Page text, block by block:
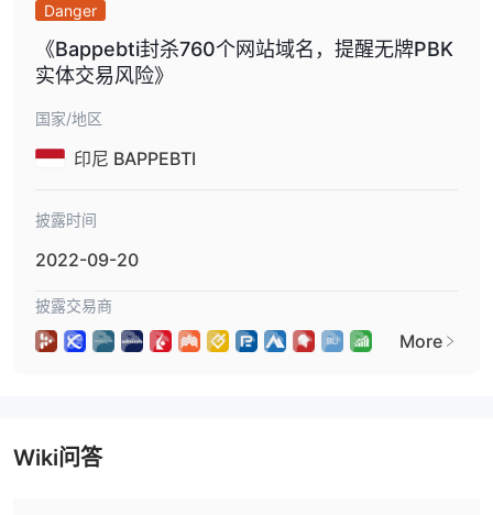
ORBI TRADE虽然提供多种投资产品和利用杠杆选项进行差价合约交
易，但交易者也应考虑其优点和缺点。从积极的一面来看， ORBI
TRADE提供多种投资选择，包括热门美国股票，并提供用于练习和
好的界面和先进的图表工具增强了用户体验。此外， ORBI TRADE
提供多种账户类型以满足不同的交易需求。
靠性和安全性的担忧，而差价合约交易潜在的高风险性质需要谨慎对
供的客户保护措施。此外，有关其他帐户功能和优势、潜在限制或限
制以及特定平台性能的信息有限。交易者在参与之前应仔细考虑这些
美国股票差价合约：
Danger
《Bappebti封杀760个网站域名，提醒无牌PBK
实体交易风险》
国家/地区
印尼 BAPPEBTI
披露时间
2022-09-20
披露交易商
More
Wiki问答